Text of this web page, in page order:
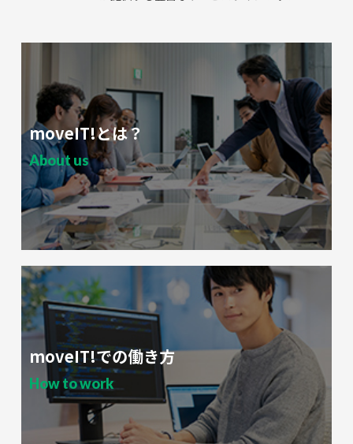
moveIT!とは？
About us
moveIT!での働き方
How to work